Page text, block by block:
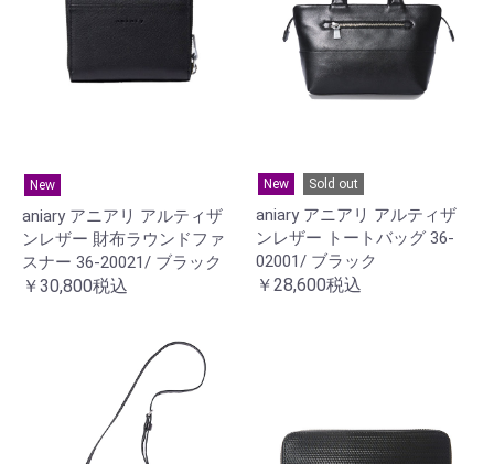
New
aniary アニアリ アルティザ
ンレザー 財布ラウンドファ
スナー 36-20021/ ブラック
￥30,800税込
New Sold out
aniary アニアリ アルティザ
ンレザー トートバッグ 36-
02001/ ブラック
￥28,600税込